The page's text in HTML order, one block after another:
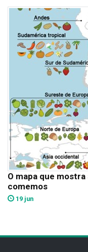
O mapa que
comemos
19 jun